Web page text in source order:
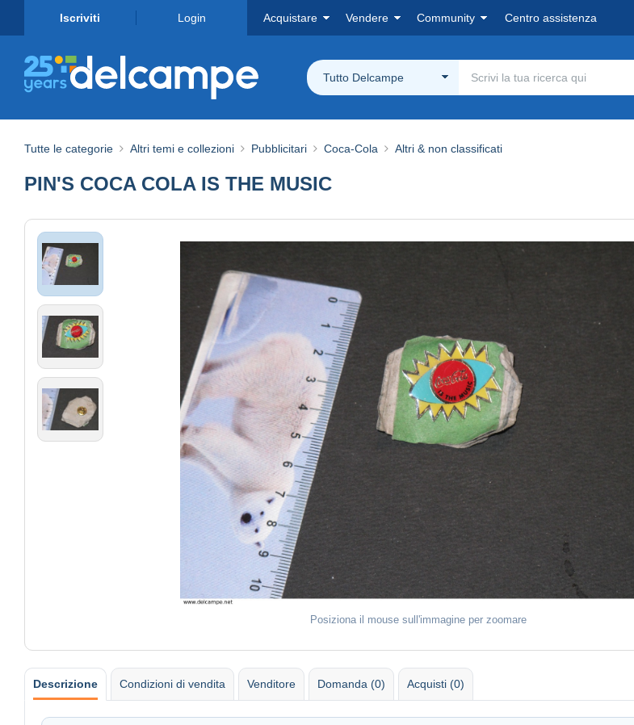
Iscriviti Login Acquistare Vendere Community Centro assistenza
Tutto Delcampe
Tutte le categorie Altri temi e collezioni Pubblicitari Coca-Cola Altri & non classificati
PIN'S COCA COLA IS THE MUSIC
Posiziona il mouse sull'immagine per zoomare
Descrizione Condizioni di vendita Venditore Domanda (0) Acquisti (0)